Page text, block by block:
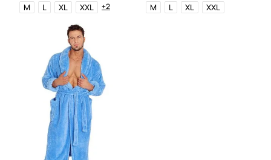
M L XL XXL +2 M L XL XXL